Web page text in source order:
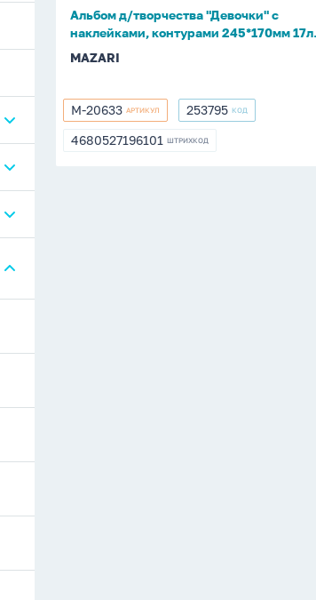
17л.
Альбом д/творчества "Девочки" с
наклейками, контурами 245*170мм 17л.
MAZARI
M-
20633
M-20633 АРТИКУЛ 253795
253795 КОД
4680527196101
4680527196101 ШТРИХКОД